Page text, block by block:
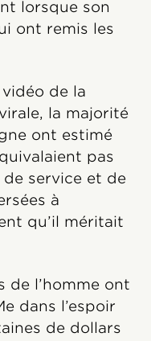
lorsque son
ont remis les
de la
la majorité
ont estimé
pas
service et de
à
qu’il méritait
de l’homme ont
dans l’espoir
de dollars